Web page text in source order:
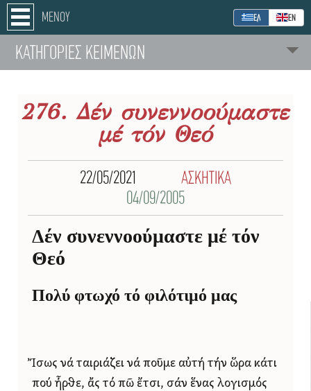
ΜΕΝΟΥ ΕΛ ΕΝ
ΚΑΤΗΓΟΡΙΕΣ ΚΕΙΜΕΝΩΝ
276. Δέν συνεννοούμαστε
μέ τόν Θεό
22/05/2021
ΑΣΚΗΤΙΚΑ
04/09/2005
Δέν συνεννοούμαστε μέ τόν
Θεό
Πολύ φτωχό τό φιλότιμό μας
Ἴσως νά ταιριάζει νά ποῦμε αὐτή τήν ὥρα κάτι
πού ἦρθε, ἄς τό πῶ ἔτσι, σάν ἕνας λογισμός